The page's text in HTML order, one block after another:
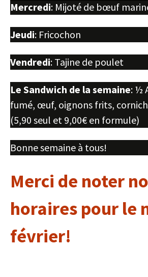
Mercredi: Mijoté de bœuf
Jeudi: Fricochon
Vendredi: Tajine de poulet
Le Sandwich de la semaine: ½
fumé, œuf, oignons frits,
(5,90 seul et 9,00€ en formule)
Bonne semaine à tous!
Merci de noter
horaires pour le
février!